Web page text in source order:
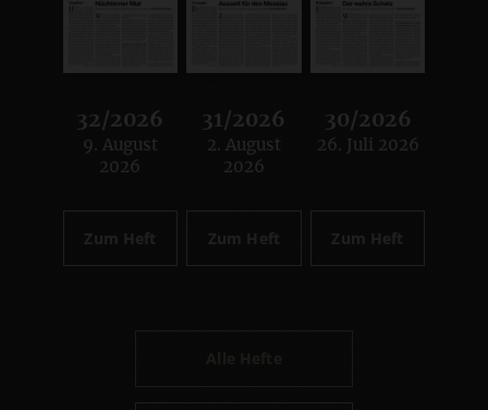
32/2026
:
9. August
2026
Zum Heft
31/2026
:
2. August
2026
Zum Heft
30/2026
:
26. Juli 2026
Zum Heft